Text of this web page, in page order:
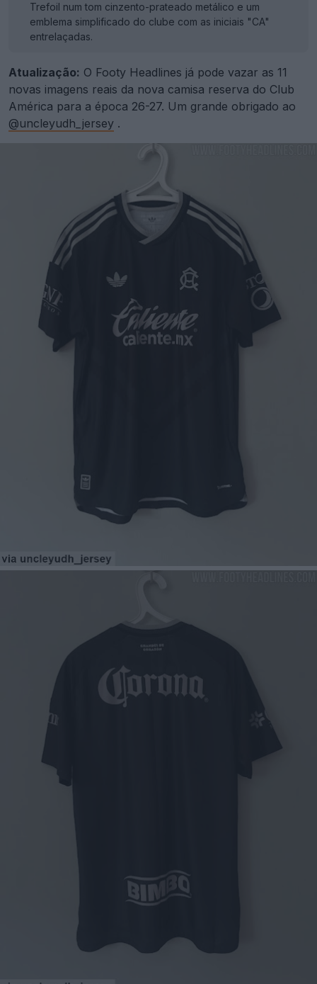
Trefoil num tom cinzento-prateado metálico e um
emblema simplificado do clube com as iniciais "CA"
entrelaçadas.
Atualização: O Footy Headlines já pode vazar as 11
novas imagens reais da nova camisa reserva do Club
América para a época 26-27. Um grande obrigado ao
@uncleyudh_jersey .